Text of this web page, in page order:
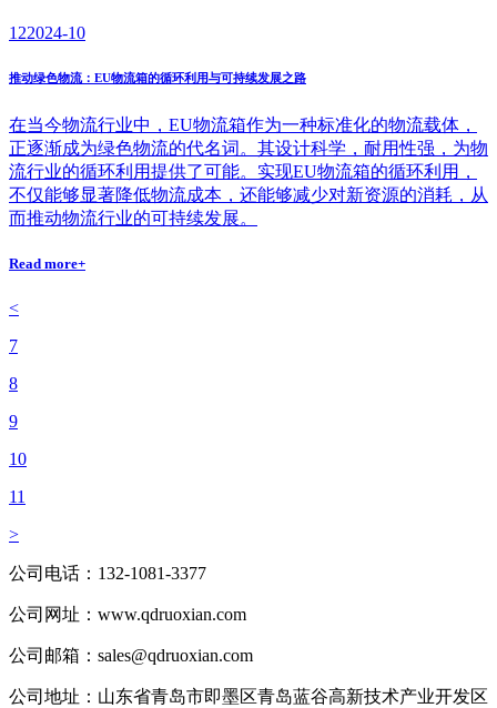
122024-10
推动绿色物流：EU物流箱的循环利用与可持续发展之路
在当今物流行业中，EU物流箱作为一种标准化的物流载体，
正逐渐成为绿色物流的代名词。其设计科学，耐用性强，为物
流行业的循环利用提供了可能。实现EU物流箱的循环利用，
不仅能够显著降低物流成本，还能够减少对新资源的消耗，从
而推动物流行业的可持续发展。
Read more+
<
7
8
9
10
11
>
公司电话： 132-1081-3377
公司网址： www.qdruoxian.com
公司邮箱： sales@qdruoxian.com
公司地址： 山东省青岛市即墨区青岛蓝谷高新技术产业开发区